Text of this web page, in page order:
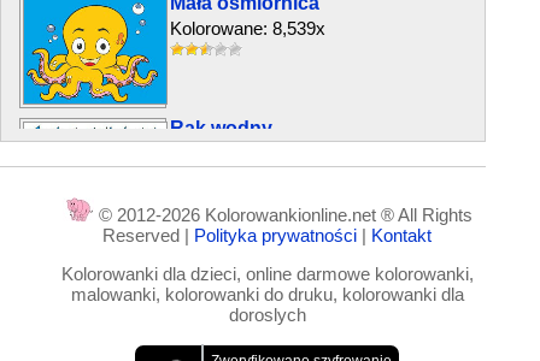
Kolorowane: 8,539x
Rak wodny
Kolorowane: 6,546x
© 2012-2026 Kolorowankionline.net ® All Rights
Reserved | Polityka prywatności | Kontakt
Kolorowanki dla dzieci, online darmowe kolorowanki,
malowanki, kolorowanki do druku, kolorowanki dla
doroslych